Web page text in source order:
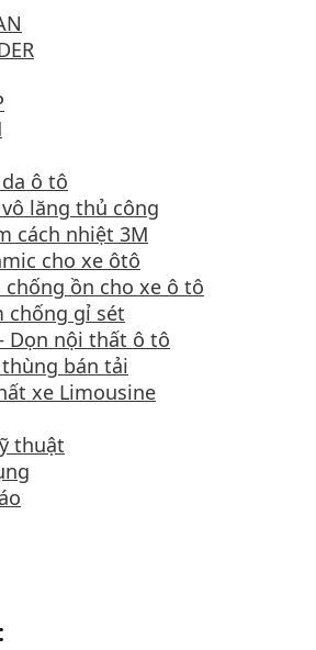
ô tô
lăng thủ công
cách nhiệt 3M
cho xe ôtô
chống ồn cho xe ô tô
chống gỉ sét
Dọn nội thất ô tô
bán tải
xe Limousine
thuật